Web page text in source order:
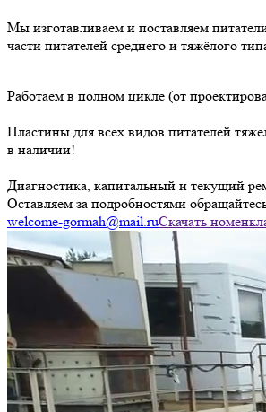
Мы изготавливаем и поставляем
части питателей среднего и тяжёлого
Работаем в полном цикле (от
Пластины для всех видов питателей
в наличии!
Диагностика, капитальный и текущий
Оставляем за подробностями
welcome-gormah@mail.ruСкачать